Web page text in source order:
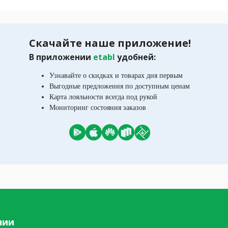
Скачайте наше приложение!
В приложении etabl удобней:
Узнавайте о скидках и товарах дня первым
Выгодные предложения по доступным ценам
Карта лояльности всегда под рукой
Мониторинг состояния заказов